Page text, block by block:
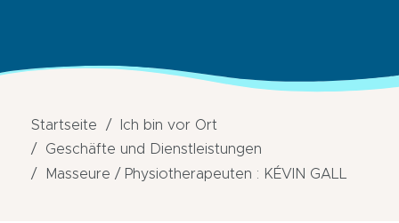
Startseite
Ich bin vor Ort
Geschäfte und Dienstleistungen
Masseure / Physiotherapeuten : KÉVIN GALL